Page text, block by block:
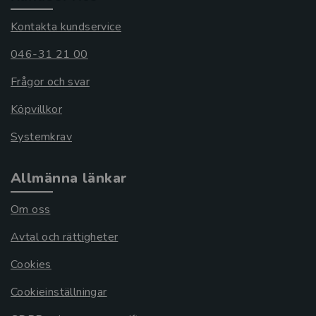
Kontakta kundservice
046-31 21 00
Frågor och svar
Köpvillkor
Systemkrav
Allmänna länkar
Om oss
Avtal och rättigheter
Cookies
Cookieinställningar